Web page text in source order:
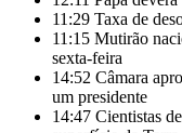
11:29 Taxa de
11:15 Mutirão
sexta-feira
14:52 Câmara
um presidente
14:47 Cientistas